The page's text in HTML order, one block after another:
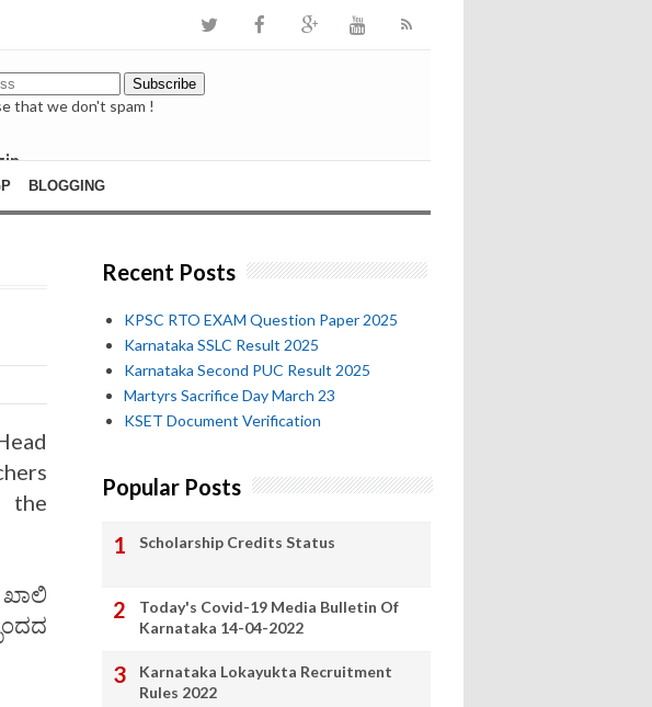
that we don't spam !
BLOGGING
the
Recent Posts
KPSC RTO EXAM Question Paper 2025
Karnataka SSLC Result 2025
Karnataka Second PUC Result 2025
Martyrs Sacrifice Day March 23
KSET Document Verification
Popular Posts
Scholarship Credits Status
Today's Covid-19 Media Bulletin Of
Karnataka 14-04-2022
Karnataka Lokayukta Recruitment
Rules 2022